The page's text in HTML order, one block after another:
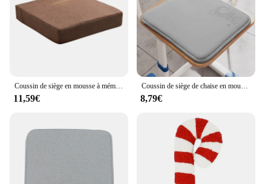
Coussin de siège en mousse à mémoire de forme pour chaise carrée, coussin de fesses de canapé, coussin de dossier pour les instituts de pression, bureau à domicile et jardin
11,59€
Coussin de siège de chaise en mousse à mémoire de forme, épais et doux, 36x34cm, antidérapant, pour étudiant, bureau, salle à manger, maison, 1 pièce
8,79€